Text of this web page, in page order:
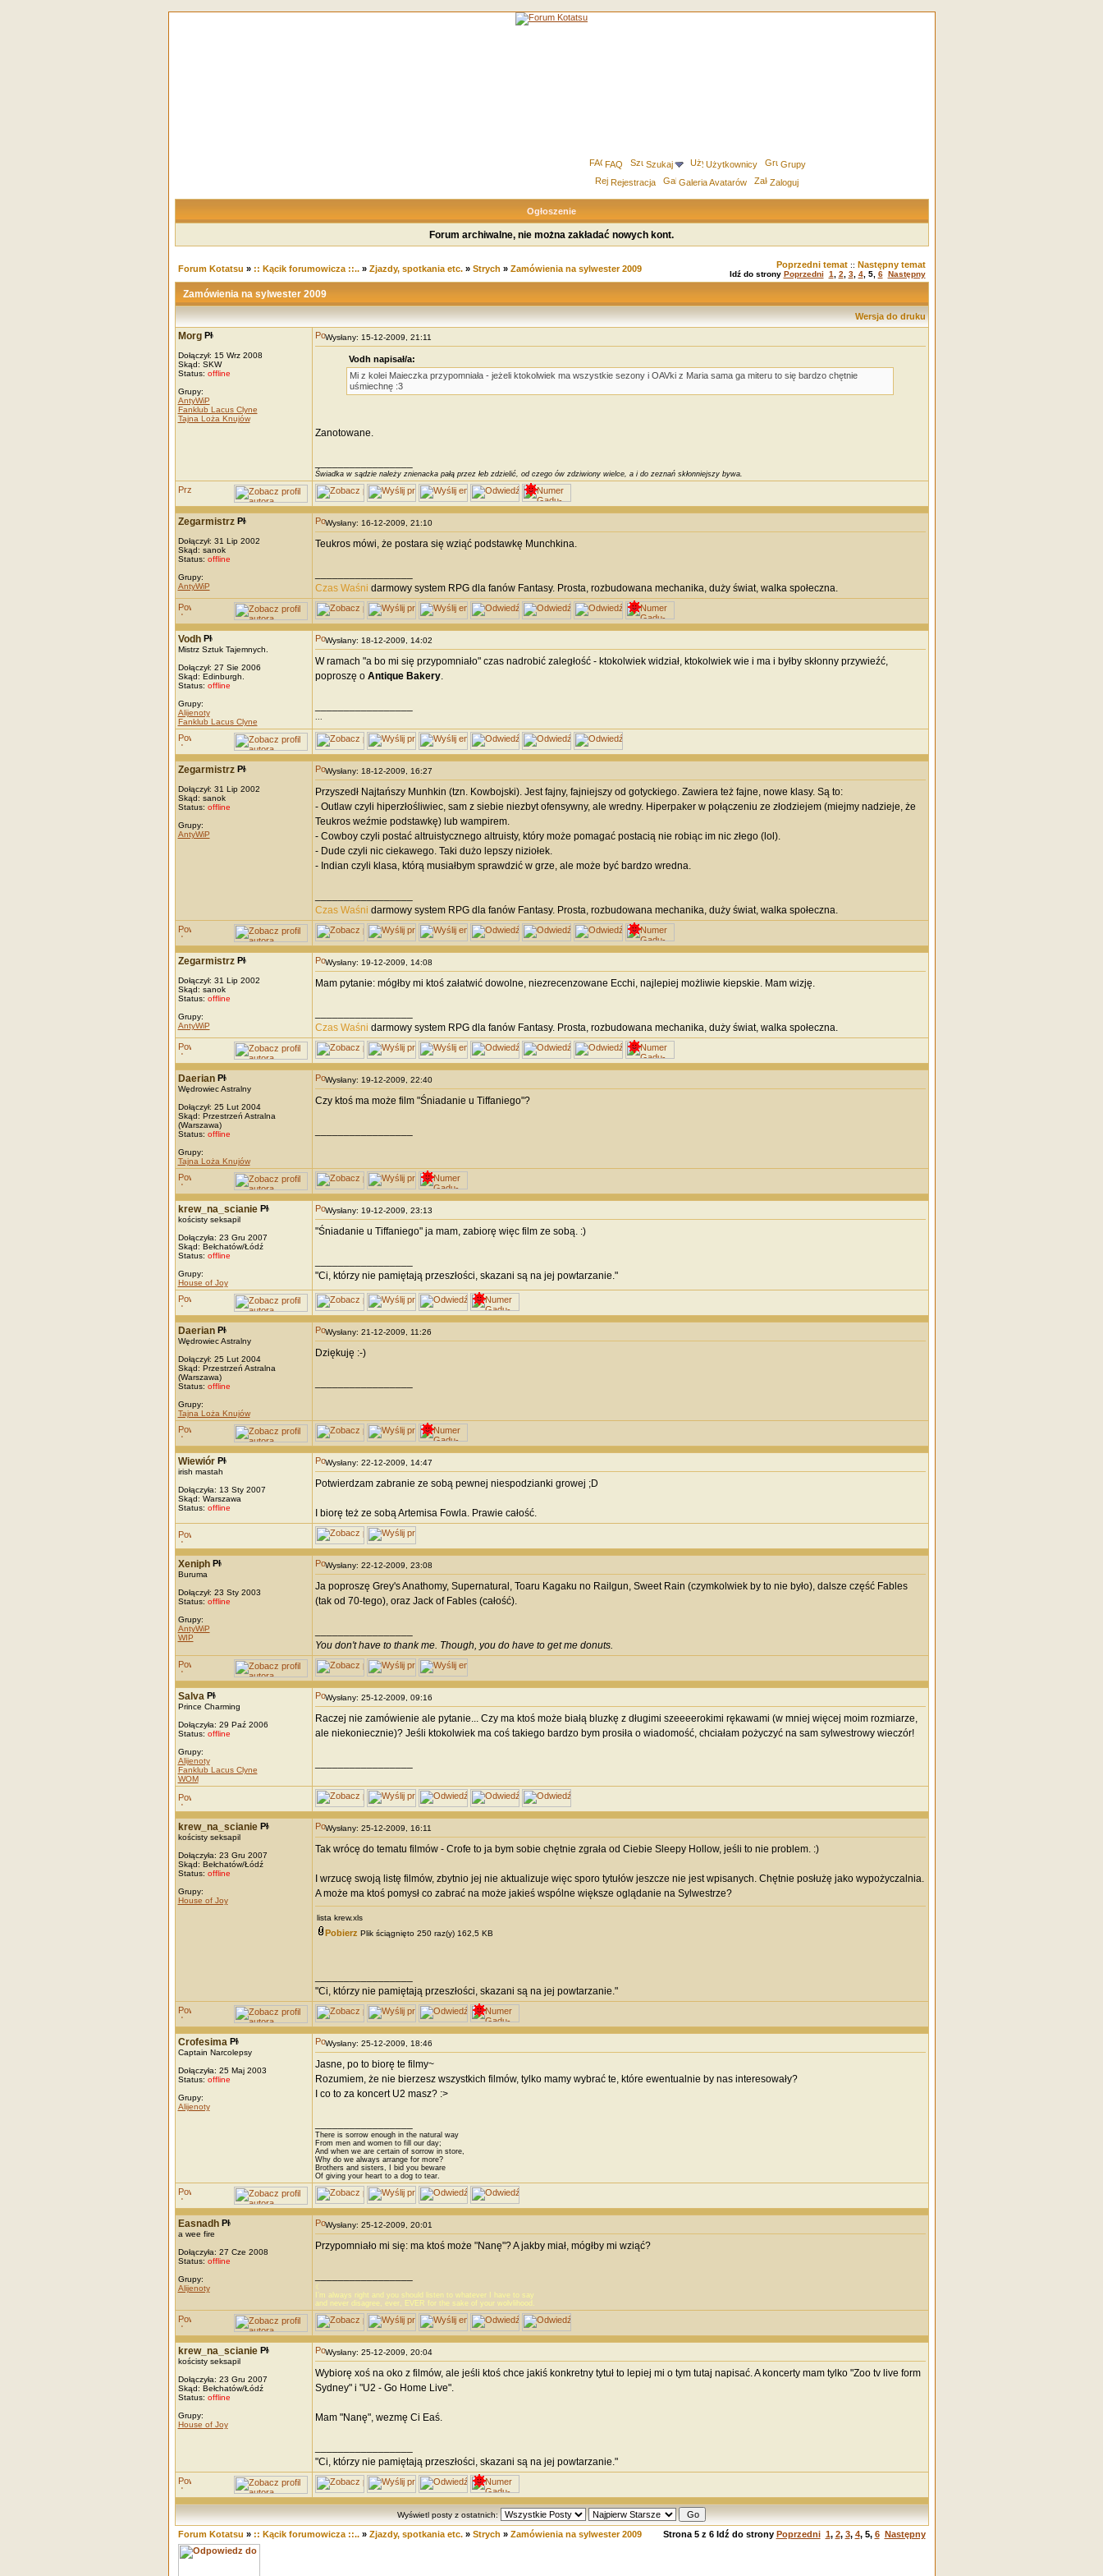
FAQ Szukaj Użytkownicy
Grupy
Rejestracja
Galeria Avatarów Zaloguj
Ogłoszenie
Forum archiwalne, nie można zakładać nowych kont.
Forum Kotatsu » :: Kącik forumowicza ::..» Zjazdy, spotkania etc.» Strych » Zamówienia na sylwester 2009 Poprzedni temat:: Następny temat
Idź do strony Poprzedni 1 2 3, 4, 5, 6 Następny
Zamówienia na sylwester 2009
Wersja do druku
Morg
Dołączył: 15 Wrz 2008
Skąd: SKW
Status: offline
Grupy:
AntyWiP
Fanklub Lacus Clyne
Tajna Loża Knujów
Wysłany: 15-12-2009, 21:11
Vodh napisał/a:
Mi z kolei Maieczka przypomniała - jeżeli ktokolwiek ma wszystkie sezony i OAVki z Maria sama ga miteru to się bardzo chętnie
uśmiechnę :3
Zanotowane.
Świadka w sądzie należy znienacka pałą przez łeb zdzielić, od czego ów zdziwiony wielce, a i do zeznań skłonniejszy bywa.
Zegarmistrz
Dołączył: 31 Lip 2002
Skąd: sanok
Status: offline
Grupy:
AntyWiP
Wysłany: 16-12-2009, 21:10
Teukros mówi, że postara się wziąć podstawkę Munchkina.
Czas Waśni darmowy system RPG dla fanów Fantasy. Prosta, rozbudowana mechanika, duży świat, walka społeczna.
Vodh
Mistrz Sztuk Tajemnych.
Dołączył: 27 Sie 2006
Skąd: Edinburgh.
Status: offline
Grupy:
Alijenoty
Fanklub Lacus Clyne
Wysłany: 18-12-2009, 14:02
W ramach "a bo mi się przypomniało" czas nadrobić zaległość - ktokolwiek widział, ktokolwiek wie i ma i byłby skłonny przywieźć,
poproszę o Antique Bakery.
...
Zegarmistrz
Dołączył: 31 Lip 2002
Skąd: sanok
Status: offline
Grupy:
AntyWiP
Wysłany: 18-12-2009, 16:27
Przyszedł Najtańszy Munhkin (tzn. Kowbojski). Jest fajny, fajniejszy od gotyckiego. Zawiera też fajne, nowe klasy. Są to:
- Outlaw czyli hiperzłośliwiec, sam z siebie niezbyt ofensywny, ale wredny. Hiperpaker w połączeniu ze złodziejem (miejmy nadzieje, że
Teukros weźmie podstawkę) lub wampirem.
- Cowboy czyli postać altruistycznego altruisty, który może pomagać postacią nie robiąc im nic złego (lol).
- Dude czyli nic ciekawego. Taki dużo lepszy niziołek.
- Indian czyli klasa, którą musiałbym sprawdzić w grze, ale może być bardzo wredna.
Czas Waśni darmowy system RPG dla fanów Fantasy. Prosta, rozbudowana mechanika, duży świat, walka społeczna.
Zegarmistrz
Dołączył: 31 Lip 2002
Skąd: sanok
Status: offline
Grupy:
AntyWiP
Wysłany: 19-12-2009, 14:08
Mam pytanie: mógłby mi ktoś załatwić dowolne, niezrecenzowane Ecchi, najlepiej możliwie kiepskie. Mam wizję.
Czas Waśni darmowy system RPG dla fanów Fantasy. Prosta, rozbudowana mechanika, duży świat, walka społeczna.
Daerian
Wędrowiec Astralny
Dołączył: 25 Lut 2004
Skąd: Przestrzeń Astralna
(Warszawa)
Status: offline
Grupy:
Tajna Loża Knujów
Wysłany: 19-12-2009, 22:40
Czy ktoś ma może film "Śniadanie u Tiffaniego"?
krew_na_scianie
kościsty seksapil
Dołączyła: 23 Gru 2007
Skąd: Bełchatów/Łódź
Status: offline
Grupy:
House of Joy
Wysłany: 19-12-2009, 23:13
"Śniadanie u Tiffaniego" ja mam, zabiorę więc film ze sobą. :)
"Ci, którzy nie pamiętają przeszłości, skazani są na jej powtarzanie."
Daerian
Wędrowiec Astralny
Dołączył: 25 Lut 2004
Skąd: Przestrzeń Astralna
(Warszawa)
Status: offline
Grupy:
Tajna Loża Knujów
Wysłany: 21-12-2009, 11:26
Dziękuję :-)
Wiewiór
irish mastah
Dołączyła: 13 Sty 2007
Skąd: Warszawa
Status: offline
Wysłany: 22-12-2009, 14:47
Potwierdzam zabranie ze sobą pewnej niespodzianki growej ;D
I biorę też ze sobą Artemisa Fowla. Prawie całość.
Xeniph
Buruma
Dołączył: 23 Sty 2003
Status: offline
Grupy:
AntyWiP
WIP
Wysłany: 22-12-2009, 23:08
Ja poproszę Grey's Anathomy, Supernatural, Toaru Kagaku no Railgun, Sweet Rain (czymkolwiek by to nie było), dalsze część Fables
(tak od 70-tego), oraz Jack of Fables (całość).
You don't have to thank me. Though, you do have to get me donuts.
Salva
Prince Charming
Dołączyła: 29 Paź 2006
Status: offline
Grupy:
Alijenoty
Fanklub Lacus Clyne
WOM
Wysłany: 25-12-2009, 09:16
Raczej nie zamówienie ale pytanie... Czy ma ktoś może białą bluzkę z długimi szeeeerokimi rękawami (w mniej więcej moim rozmiarze,
ale niekoniecznie)? Jeśli ktokolwiek ma coś takiego bardzo bym prosiła o wiadomość, chciałam pożyczyć na sam sylwestrowy wieczór!
krew_na_scianie
kościsty seksapil
Dołączyła: 23 Gru 2007
Skąd: Bełchatów/Łódź
Status: offline
Grupy:
House of Joy
Wysłany: 25-12-2009, 16:11
Tak wrócę do tematu filmów - Crofe to ja bym sobie chętnie zgrała od Ciebie Sleepy Hollow, jeśli to nie problem. :)
I wrzucę swoją listę filmów, zbytnio jej nie aktualizuje więc sporo tytułów jeszcze nie jest wpisanych. Chętnie posłużę jako wypożyczalnia.
A może ma ktoś pomysł co zabrać na może jakieś wspólne większe oglądanie na Sylwestrze?
lista krew.xls
Pobierz Plik ściągnięto 250 raz(y) 162,5 KB
"Ci, którzy nie pamiętają przeszłości, skazani są na jej powtarzanie."
Crofesima
Captain Narcolepsy
Dołączyła: 25 Maj 2003
Status: offline
Grupy:
Alijenoty
Wysłany: 25-12-2009, 18:46
Jasne, po to biorę te filmy~
Rozumiem, że nie bierzesz wszystkich filmów, tylko mamy wybrać te, które ewentualnie by nas interesowały?
I co to za koncert U2 masz? :>
There is sorrow enough in the natural way
From men and women to fill our day;
And when we are certain of sorrow in store,
Why do we always arrange for more?
Brothers and sisters, I bid you beware
Of giving your heart to a dog to tear.
Easnadh
a wee fire
Dołączyła: 27 Cze 2008
Status: offline
Grupy:
Alijenoty
Wysłany: 25-12-2009, 20:01
Przypomniało mi się: ma ktoś może "Nanę"? A jakby miał, mógłby mi wziąć?
I’m always right and you should listen to whatever I have to say
and never disagree, ever, EVER for the sake of your wolvlihood.
krew_na_scianie
kościsty seksapil
Dołączyła: 23 Gru 2007
Skąd: Bełchatów/Łódź
Status: offline
Grupy:
House of Joy
Wysłany: 25-12-2009, 20:04
Wybiorę xoś na oko z filmów, ale jeśli ktoś chce jakiś konkretny tytuł to lepiej mi o tym tutaj napisać. A koncerty mam tylko "Zoo tv live form
Sydney" i "U2 - Go Home Live".
Mam "Nanę", wezmę Ci Eaś.
"Ci, którzy nie pamiętają przeszłości, skazani są na jej powtarzanie."
Wyświetl posty z ostatnich:
Forum Kotatsu » :: Kącik forumowicza ::..» Zjazdy, spotkania etc.» Strych » Zamówienia na sylwester 2009 Strona 5z 6Idź do strony Poprzedni 1, 2, 3, 4, 5, 6 Następny